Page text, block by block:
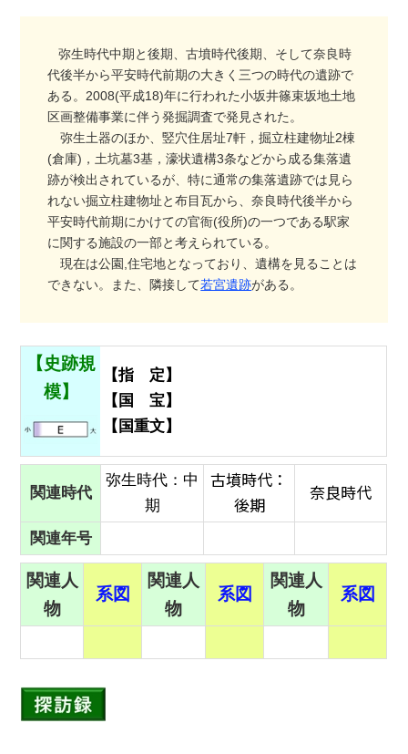
弥生時代中期と後期、古墳時代後期、そして奈良時
代後半から平安時代前期の大きく三つの時代の遺跡で
ある。2008(平成18)年に行われた小坂井篠束坂地土地
区画整備事業に伴う発掘調査で発見された。
弥生土器のほか、竪穴住居址7軒，掘立柱建物址2棟
(倉庫)，土坑墓3基，濠状遺構3条などから成る集落遺
跡が検出されているが、特に通常の集落遺跡では見ら
れない掘立柱建物址と布目瓦から、奈良時代後半から
平安時代前期にかけての官衙(役所)の一つである駅家
に関する施設の一部と考えられている。
現在は公園,住宅地となっており、遺構を見ることは
できない。また、隣接して若宮遺跡がある。
【史跡規
模】
【指 定】
【国 宝】
【国重文】
関連時代
弥生時代：中
期
古墳時代：
後期
奈良時代
関連年号
関連人
物
系図
関連人
物
系図
関連人
物
系図